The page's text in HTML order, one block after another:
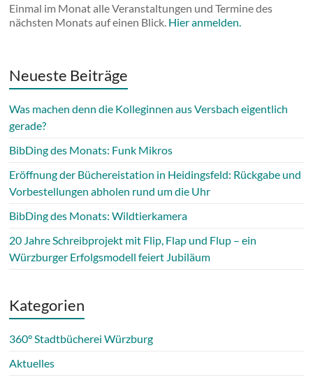
Einmal im Monat alle Veranstaltungen und Termine des
nächsten Monats auf einen Blick. Hier anmelden.
Neueste Beiträge
Was machen denn die Kolleginnen aus Versbach eigentlich
gerade?
BibDing des Monats: Funk Mikros
Eröffnung der Büchereistation in Heidingsfeld: Rückgabe und
Vorbestellungen abholen rund um die Uhr
BibDing des Monats: Wildtierkamera
20 Jahre Schreibprojekt mit Flip, Flap und Flup – ein
Würzburger Erfolgsmodell feiert Jubiläum
Kategorien
360° Stadtbücherei Würzburg
Aktuelles